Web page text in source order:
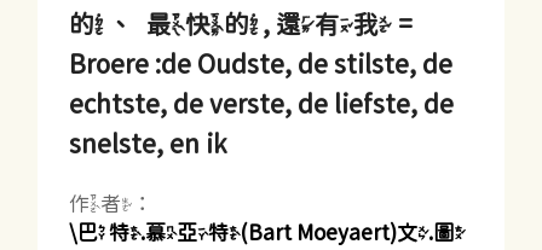
的、最快的, 還有我 =
Broere :de Oudste, de stilste, de
echtste, de verste, de liefste, de
snelste, en ik
作者：
\巴特.慕亞特(Bart Moeyaert)文.圖